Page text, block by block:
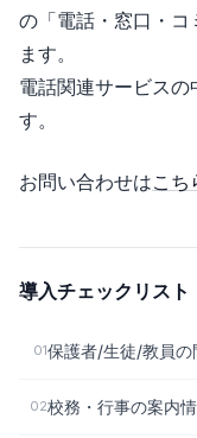
の「電話・窓口・コ
ます。
電話関連サービスの
す。
お問い合わせはこち
導入チェックリスト
01保護者/生徒/教員の
02校務・行事の案内